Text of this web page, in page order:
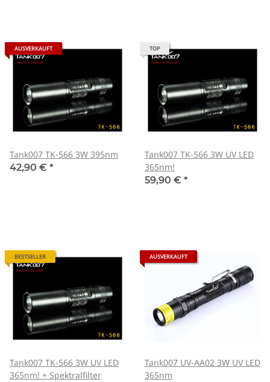
AUSVERKAUFT
Tank007 TK-566 3W 395nm
42,90 € *
TOP
Tank007 TK-566 3W UV LED
365nm!
59,90 € *
BESTSELLER
Tank007 TK-566 3W UV LED
365nm! + Spektralfilter
AUSVERKAUFT
Tank007 UV-AA02 3W UV LED
365nm